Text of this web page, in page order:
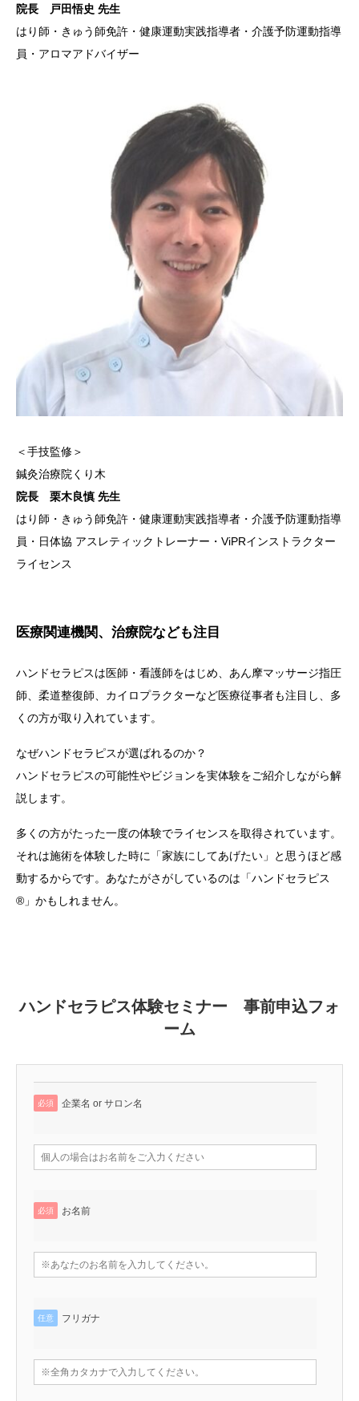
院長 戸田悟史 先生
はり師・きゅう師免許・健康運動実践指導者・介護予防運動指導
員・アロマアドバイザー
＜手技監修＞
鍼灸治療院くり木
院長 栗木良慎 先生
はり師・きゅう師免許・健康運動実践指導者・介護予防運動指導
員・日体協 アスレティックトレーナー・ViPRインストラクター
ライセンス
医療関連機関、治療院なども注目
ハンドセラピスは医師・看護師をはじめ、あん摩マッサージ指圧
師、柔道整復師、カイロプラクターなど医療従事者も注目し、多
くの方が取り入れています。
なぜハンドセラピスが選ばれるのか？
ハンドセラピスの可能性やビジョンを実体験をご紹介しながら解
説します。
多くの方がたった一度の体験でライセンスを取得されています。
それは施術を体験した時に「家族にしてあげたい」と思うほど感
動するからです。あなたがさがしているのは「ハンドセラピス
®」かもしれません。
ハンドセラピス体験セミナー 事前申込フォ
ーム
必須 企業名 or サロン名
必須 お名前
任意 フリガナ